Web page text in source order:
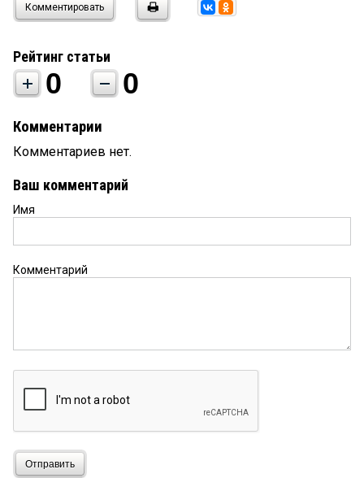
Комментировать
Рейтинг статьи
0 0
Комментарии
Комментариев нет.
Ваш комментарий
Имя
Комментарий
Отправить